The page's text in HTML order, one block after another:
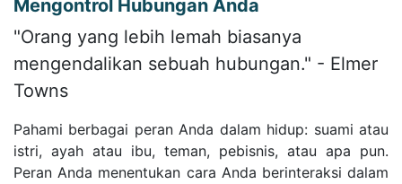
Mengontrol Hubungan Anda
"Orang yang lebih lemah biasanya
mengendalikan sebuah hubungan." - Elmer
Towns
Pahami berbagai peran Anda dalam hidup: suami atau
istri, ayah atau ibu, teman, pebisnis, atau apa pun.
Peran Anda menentukan cara Anda berinteraksi dalam